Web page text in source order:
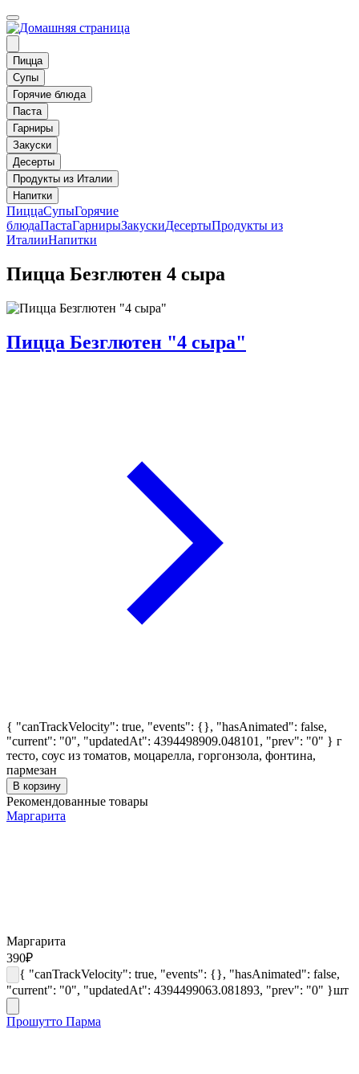
Пицца
Супы
Горячие блюда
Паста
Гарниры
Закуски
Десерты
Продукты из Италии
Напитки
ПиццаСупыГорячие
блюдаПастаГарнирыЗакускиДесертыПродукты из
ИталииНапитки
Пицца Безглютен 4 сыра
Пицца Безглютен "4 сыра"
{ "canTrackVelocity": true, "events": {}, "hasAnimated": false,
"current": "0", "updatedAt": 4394498909.048101, "prev": "0" } г
тесто, соус из томатов, моцарелла, горгонзола, фонтина,
пармезан
В корзину
Рекомендованные товары
Маргарита
Маргарита
390₽
{ "canTrackVelocity": true, "events": {}, "hasAnimated": false,
"current": "0", "updatedAt": 4394499063.081893, "prev": "0" }шт
Прошутто Парма